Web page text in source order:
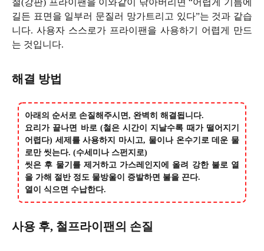
철(강판) 프라이팬을 이와같이 닦아버리면 “어렵게 기름에
길든 표면을 일부러 문질러 망가트리고 있다”는 것과 같습
니다. 사용자 스스로가 프라이팬을 사용하기 어렵게 만드
는 것입니다.
해결 방법
아래의 순서로 손질해주시면, 완벽히 해결됩니다.
요리가 끝나면 바로 (철은 시간이 지날수록 때가 떨어지기
어렵다) 세제를 사용하지 마시고, 물이나 온수기로 데운 물
로만 씻는다. (수세미나 스펀지로)
씻은 후 물기를 제거하고 가스레인지에 올려 강한 불로 열
을 가해 절반 정도 물방울이 증발하면 불을 끈다.
열이 식으면 수납한다.
사용 후, 철프라이팬의 손질